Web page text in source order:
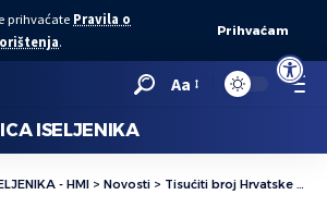
Open
prihvaćate Pravila o
.
Prihvaćam
Aa
ISELJENIKA
- HMI > Novosti > Tisućiti broj Hrvatske riječi